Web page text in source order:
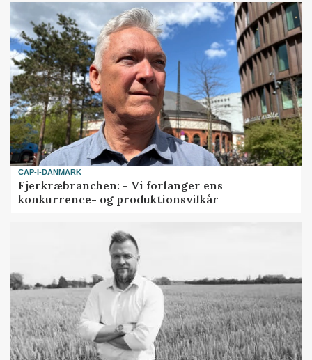
CAP-I-DANMARK
Fjerkræbranchen: - Vi forlanger ens
konkurrence- og produktionsvilkår